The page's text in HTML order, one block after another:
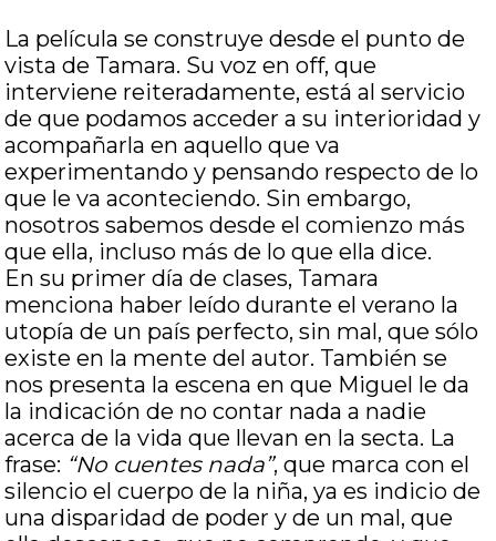
La película se construye desde el punto de
vista de Tamara. Su voz en off, que
interviene reiteradamente, está al servicio
de que podamos acceder a su interioridad y
acompañarla en aquello que va
experimentando y pensando respecto de lo
que le va aconteciendo. Sin embargo,
nosotros sabemos desde el comienzo más
que ella, incluso más de lo que ella dice.
En su primer día de clases, Tamara
menciona haber leído durante el verano la
utopía de un país perfecto, sin mal, que sólo
existe en la mente del autor. También se
nos presenta la escena en que Miguel le da
la indicación de no contar nada a nadie
acerca de la vida que llevan en la secta. La
frase: “No cuentes nada”, que marca con el
silencio el cuerpo de la niña, ya es indicio de
una disparidad de poder y de un mal, que